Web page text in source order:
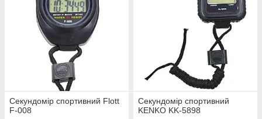
Секундомір спортивний Flott
F-008
Секундомір спортивний
KENKO KK-5898